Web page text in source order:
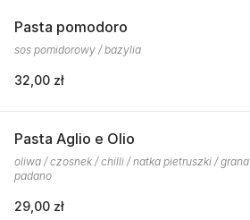
Pasta pomodoro
sos pomidorowy / bazylia
32,00 zł
Pasta Aglio e Olio
oliwa / czosnek / chilli / natka pietruszki / grana
padano
29,00 zł